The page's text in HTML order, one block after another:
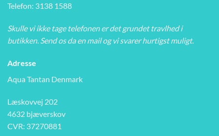
Telefon: 3138 1588
Skulle vi ikke tage telefonen er det grundet travlhed i
butikken. Send os da en mail og vi svarer hurtigst muligt.
Adresse
Aqua Tantan Denmark
Læskovvej 202
4632 bjæverskov
CVR: 37270881